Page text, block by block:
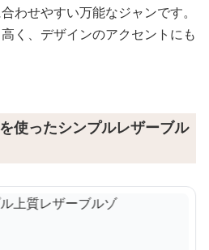
わせやすい万能なジャンです。
く、デザインのアクセントにも
使ったシンプルレザーブル